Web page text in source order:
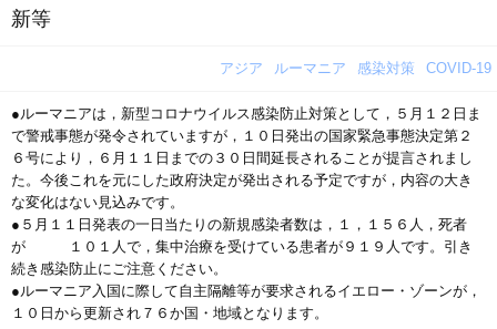
新等
アジア ルーマニア 感染対策 COVID-19
●ルーマニアは，新型コロナウイルス感染防止対策として，５月１２日ま
で警戒事態が発令されていますが，１０日発出の国家緊急事態決定第２
６号により，６月１１日までの３０日間延長されることが提言されまし
た。今後これを元にした政府決定が発出される予定ですが，内容の大き
な変化はない見込みです。
●５月１１日発表の一日当たりの新規感染者数は，１，１５６人，死者
が １０１人で，集中治療を受けている患者が９１９人です。引き
続き感染防止にご注意ください。
●ルーマニア入国に際して自主隔離等が要求されるイエロー・ゾーンが，
１０日から更新され７６か国・地域となります。